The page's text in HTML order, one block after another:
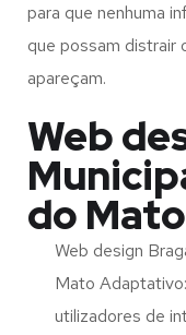
para que nenhuma
que possam distrair
apareçam.
Web
do
Web design
Mato
utilizadores de